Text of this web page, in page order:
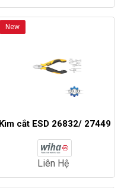
New
Kìm cắt ESD 26832/ 27449
Liên Hệ